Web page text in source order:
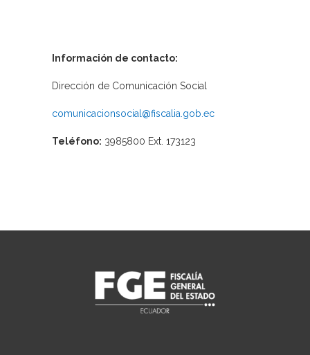
Información de contacto:
Dirección de Comunicación Social
comunicacionsocial@fiscalia.gob.ec
Teléfono: 3985800 Ext. 173123